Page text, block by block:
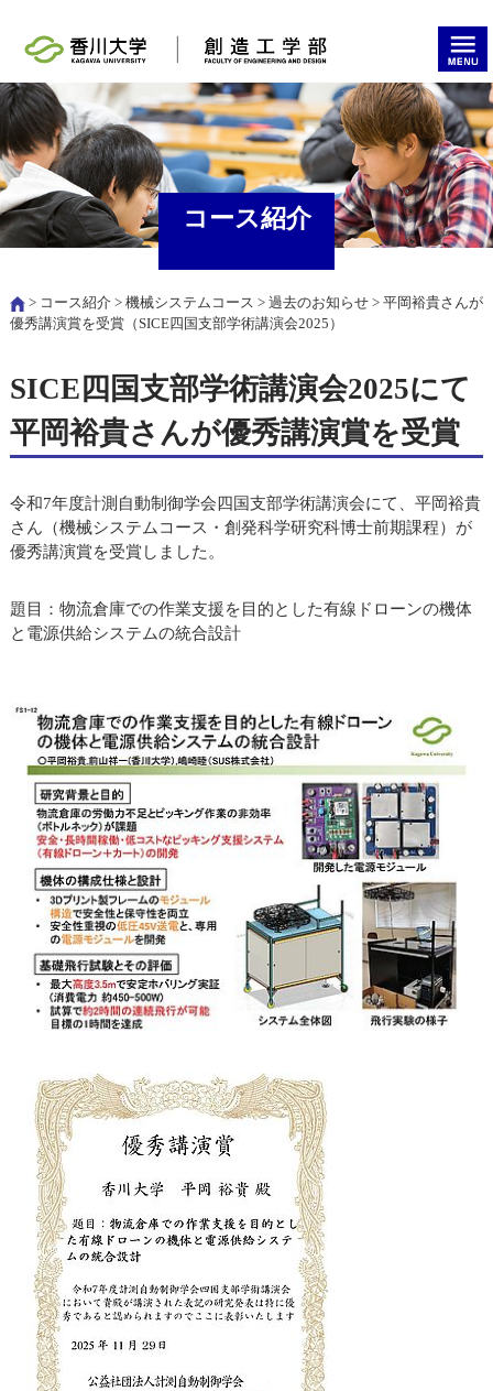
コース紹介
> コース紹介> 機械システムコース > 過去のお知らせ> 平岡裕貴さんが
優秀講演賞を受賞（SICE四国支部学術講演会2025）
SICE四国支部学術講演会2025にて
平岡裕貴さんが優秀講演賞を受賞
令和7年度計測自動制御学会四国支部学術講演会にて、平岡裕貴
さん（機械システムコース・創発科学研究科博士前期課程）が
優秀講演賞を受賞しました。
題目：物流倉庫での作業支援を目的とした有線ドローンの機体
と電源供給システムの統合設計